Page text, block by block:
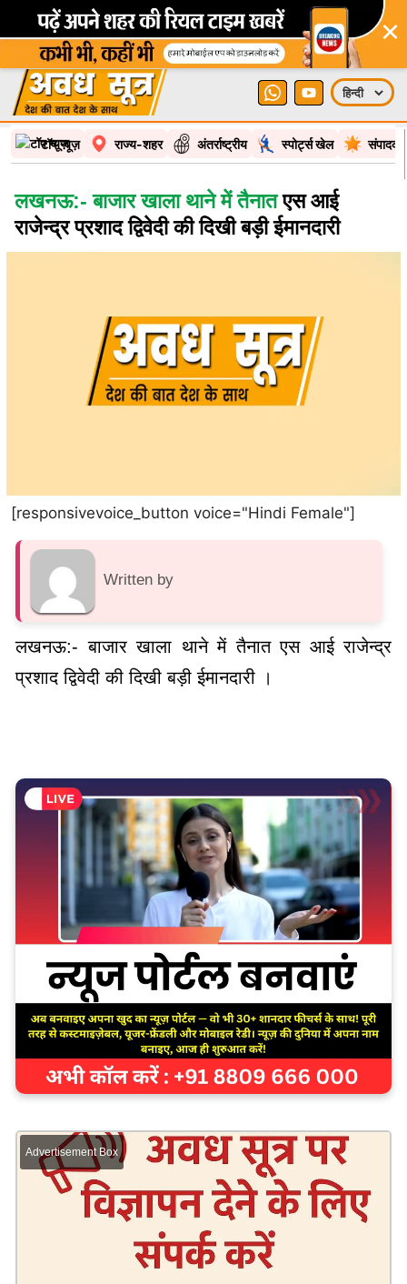
×
टॉप न्यूज़ राज्य-शहर अंतर्राष्ट्रीय स्पोर्ट्स खेल
लखनऊ:- बाजार खाला थाने में तैनातएस आई
राजेन्द्र प्रशाद द्विवेदी की दिखी बड़ी ईमानदारी
[responsivevoice_button voice="Hindi Female"]
Written by
लखनऊ:- बाजार खाला थाने में तैनात एस आई राजेन्द्र
प्रशाद द्विवेदी की दिखी बड़ी ईमानदारी ।
Advertisement Box